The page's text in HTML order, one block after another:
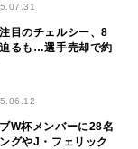
目のチェルシー、8
るも…選手売却で約
W杯メンバーに28名
グやJ・フェリック